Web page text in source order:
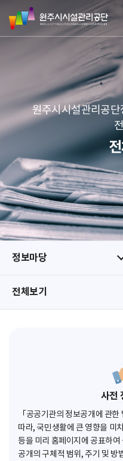
네
본
메
원
주
시
리
공
단
원주시시설관리공
정보마당
전체보기
사전
「공공기관의 정보공개에 관
따라, 국민생활에 큰 영향을 미
등을 미리 홈페이지에 공표하
공개의 구체적 범위, 주기 및 방